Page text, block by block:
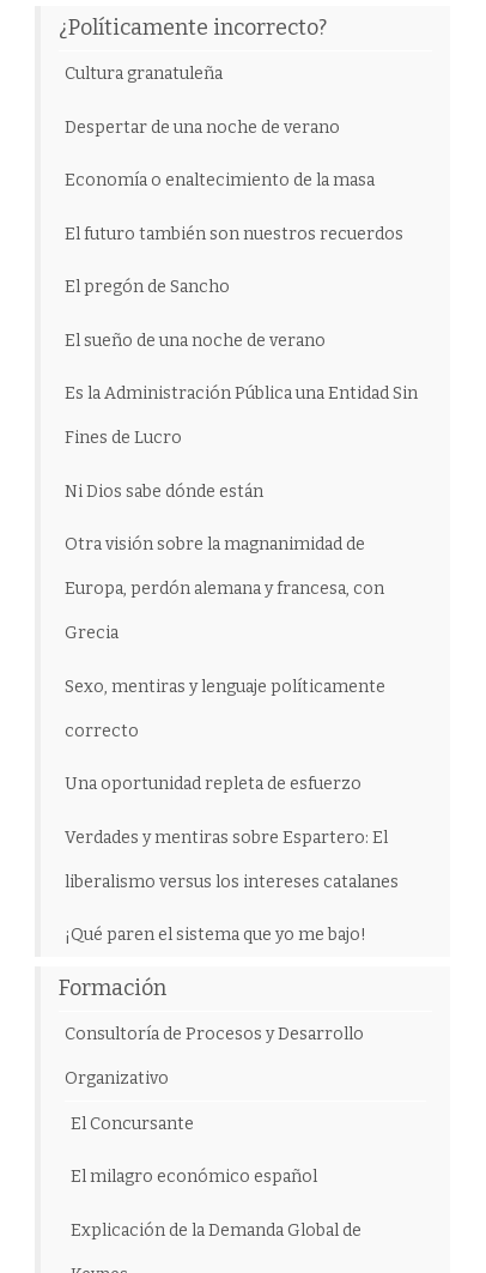
¿Políticamente incorrecto?
Cultura granatuleña
Despertar de una noche de verano
Economía o enaltecimiento de la masa
El futuro también son nuestros recuerdos
El pregón de Sancho
El sueño de una noche de verano
Es la Administración Pública una Entidad Sin
Fines de Lucro
Ni Dios sabe dónde están
Otra visión sobre la magnanimidad de
Europa, perdón alemana y francesa, con
Grecia
Sexo, mentiras y lenguaje políticamente
correcto
Una oportunidad repleta de esfuerzo
Verdades y mentiras sobre Espartero: El
liberalismo versus los intereses catalanes
¡Qué paren el sistema que yo me bajo!
Formación
Consultoría de Procesos y Desarrollo
Organizativo
El Concursante
El milagro económico español
Explicación de la Demanda Global de